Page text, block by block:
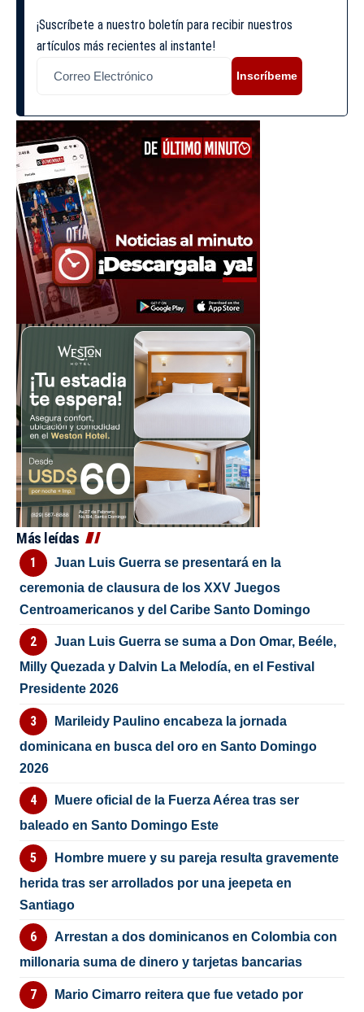
¡Suscríbete a nuestro boletín para recibir nuestros
artículos más recientes al instante!
Inscríbeme
Más leídas
Juan Luis Guerra se presentará en la
ceremonia de clausura de los XXV Juegos
Centroamericanos y del Caribe Santo Domingo
Juan Luis Guerra se suma a Don Omar, Beéle,
Milly Quezada y Dalvin La Melodía, en el Festival
Presidente 2026
Marileidy Paulino encabeza la jornada
dominicana en busca del oro en Santo Domingo
2026
Muere oficial de la Fuerza Aérea tras ser
baleado en Santo Domingo Este
Hombre muere y su pareja resulta gravemente
herida tras ser arrollados por una jeepeta en
Santiago
Arrestan a dos dominicanos en Colombia con
millonaria suma de dinero y tarjetas bancarias
Mario Cimarro reitera que fue vetado por